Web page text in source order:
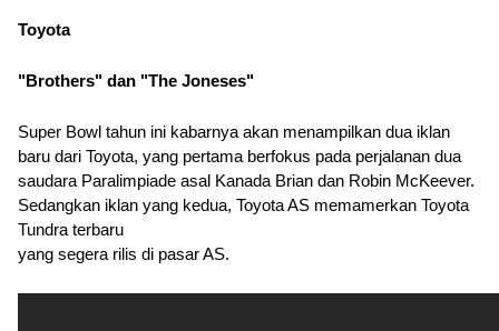
Toyota
"Brothers" dan "The Joneses"
Super Bowl tahun ini kabarnya akan menampilkan dua iklan
baru dari Toyota, yang pertama berfokus pada perjalanan dua
saudara Paralimpiade asal Kanada Brian dan Robin McKeever.
Sedangkan iklan yang kedua, Toyota AS memamerkan Toyota
Tundra terbaru
yang segera rilis di pasar AS.